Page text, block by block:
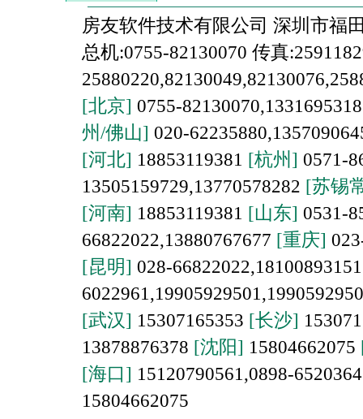
房友软件技术有限公司 深圳市福
总机:0755-82130070 传真
[北京] 0755-
州/佛山] 020-
[河北] 18853119381 [杭州] 0571-
13505159729,13770578282 [苏锡
[河南] 18853119381 [山东] 0531-
66822022,13880767677 [重庆]
[昆明] 028-
[武汉] 15307165353 [长沙]
13878876378 [沈阳] 15804662075
[海口] 15120790561,0898-
15804662075